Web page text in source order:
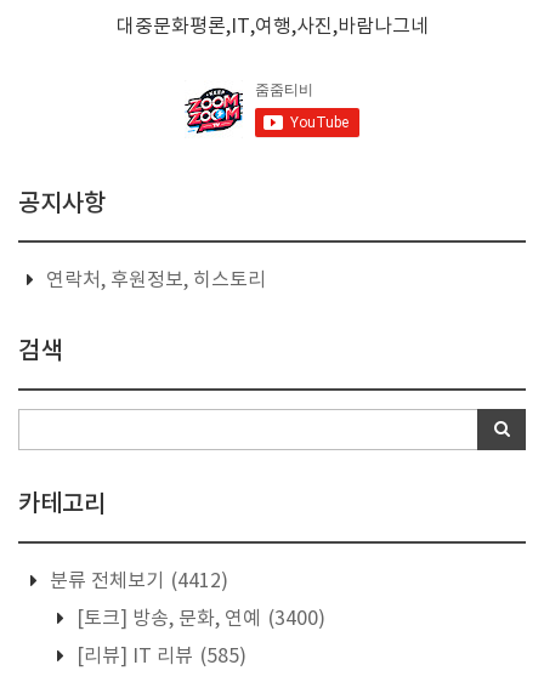
대중문화평론,IT,여행,사진,바람나그네
공지사항
연락처, 후원정보, 히스토리
검색
카테고리
분류 전체보기
(4412)
[토크] 방송, 문화, 연예
(3400)
[리뷰] IT 리뷰 (585)